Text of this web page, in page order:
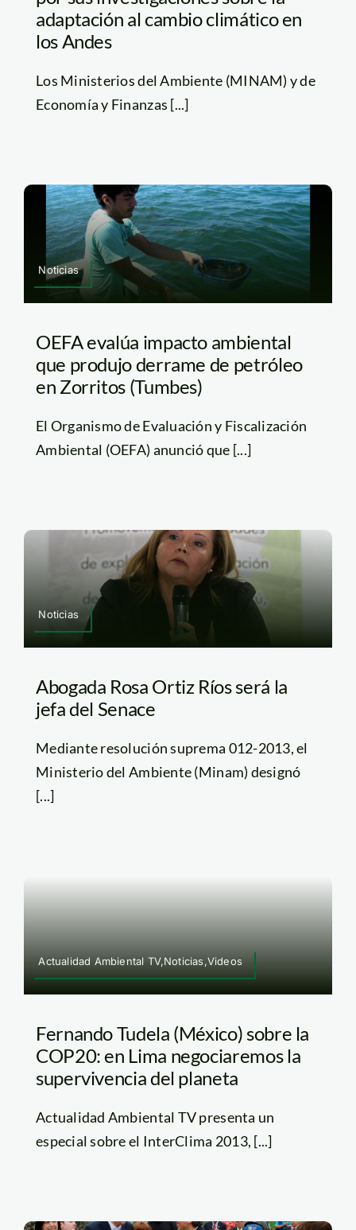
adaptación al cambio climático en
los Andes
Los Ministerios del Ambiente (MINAM) y de
Economía y Finanzas [...]
Noticias
OEFA evalúa impacto ambiental
que produjo derrame de petróleo
en Zorritos (Tumbes)
El Organismo de Evaluación y Fiscalización
Ambiental (OEFA) anunció que [...]
Noticias
Abogada Rosa Ortiz Ríos será la
jefa del Senace
Mediante resolución suprema 012-2013, el
Ministerio del Ambiente (Minam) designó
[...]
Actualidad Ambiental TV,Noticias,Videos
Fernando Tudela (México) sobre la
COP20: en Lima negociaremos la
supervivencia del planeta
Actualidad Ambiental TV presenta un
especial sobre el InterClima 2013, [...]